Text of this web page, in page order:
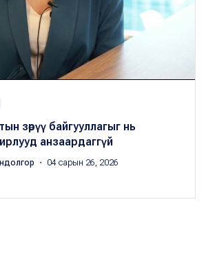
зөрүү байгууллагыг нь
анзаардаггүй
・ 04 сарын 26, 2026